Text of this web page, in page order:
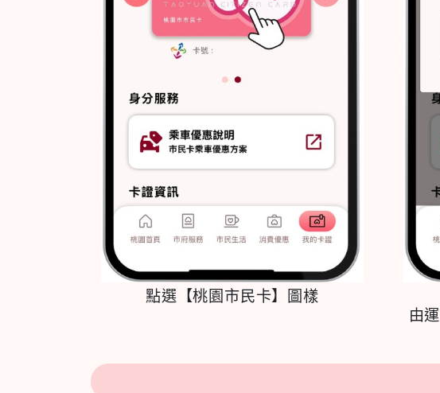
點選【桃園市民卡】圖樣
由